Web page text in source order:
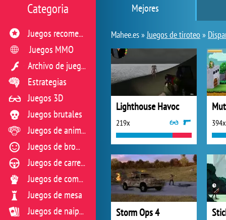
Mejores
Mahee.es »Juegos de tiroteo »
Lighthouse Havoc
219x 394x
Storm Ops 4
Categoria
Juegos recomendados
Juegos MMO
Archivo de juegos flash
Estrategias
Juegos 3D
Juegos brutales
Juegos de animales
Juegos de broma
Juegos de carreras
Juegos de combate
Juegos de mesa
Juegos de naipes